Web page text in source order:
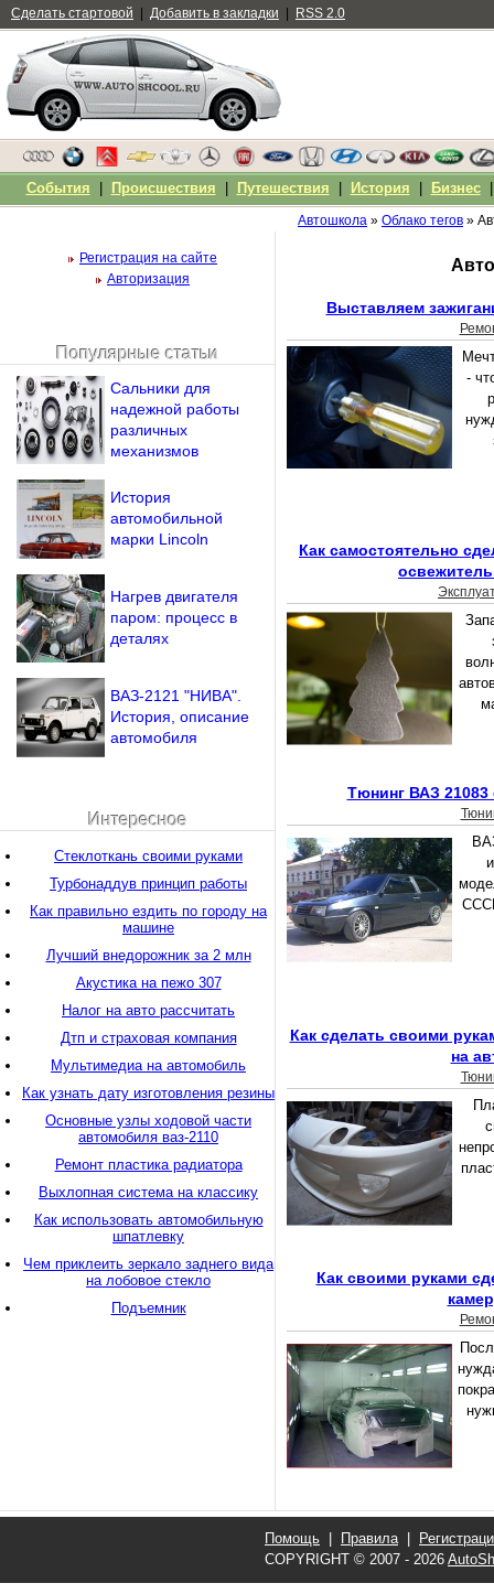
Автошкола » Облако тегов »
Выставляем
-
Как самостоятельно
Тюнинг ВАЗ
Как сделать своими
на
Как своими руками
Регистрация на сайте
Авторизация
Напомнить пароль?
Популярные статьи
Сальники для
надежной работы
различных
механизмов
История
автомобильной
марки Lincoln
Нагрев двигателя
паром: процесс в
деталях
ВАЗ-2121 "НИВА".
История, описание
автомобиля
Интересное
Стеклоткань своими руками
Турбонаддув принцип работы
Как правильно ездить по городу на
машине
Лучший внедорожник за 2 млн
Акустика на пежо 307
Налог на авто рассчитать
Дтп и страховая компания
Мультимедиа на автомобиль
Как узнать дату изготовления резины
Основные узлы ходовой части
автомобиля ваз-2110
Ремонт пластика радиатора
Выхлопная система на классику
Как использовать автомобильную
шпатлевку
Чем приклеить зеркало заднего вида
на лобовое стекло
Подъемник
Сделать стартовой Добавить в закладки RSS 2.0
События Происшествия Путешествия История Бизнес
Помощь Правила|
COPYRIGHT © 2007 - 2026